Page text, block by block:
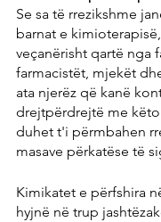
Se sa të rrezikshme
barnat e
veçanërisht qartë nga
farmacistët, mjekët
ata njerëz që kanë
drejtpërdrejtë me këto
duhet t'i përmbahen
masave përkatëse të
Kimikatet e përfshira
hyjnë në trup